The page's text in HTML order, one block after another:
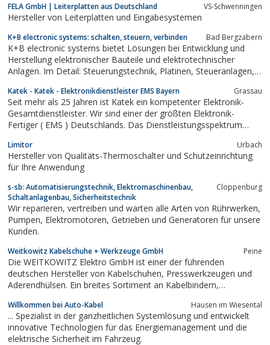
FELA GmbH | Leiterplatten aus Deutschland VS-Schwenningen
Hersteller von Leiterplatten und Eingabesystemen
K+B electronic systems: schalten, steuern, verbinden Bad Bergzabern
K+B electronic systems bietet Lösungen bei Entwicklung und
Herstellung elektronischer Bauteile und elektrotechnischer
Anlagen. Im Detail: Steuerungstechnik, Platinen, Steueranlagen,
Schaltschrankbau, Kabelkonfektionierung, Drahtbrücken, Schütze
Katek - Katek - Elektronikdienstleister EMS Bayern Grassau
Seit mehr als 25 Jahren ist Katek ein kompetenter Elektronik-
Gesamtdienstleister. Wir sind einer der größten Elektronik-
Fertiger ( EMS ) Deutschlands. Das Dienstleistungsspektrum
Produktion bis zu Logistik / After-Sales-Service und kann
individuell genutzt werden.
Limitor Urbach
Hersteller von Qualitäts-Thermoschalter und Schutzeinrichtung
für Ihre Anwendung
s-sb: Automatisierungstechnik, Elektromaschinenbau,
Schaltanlagenbau, Sicherheitstechnik
Cloppenburg
Wir reparieren, vertreiben und warten alle Arten von Rührwerken,
Pumpen, Elektromotoren, Getrieben und Generatoren für unsere
Kunden.
Weitkowitz Kabelschuhe + Werkzeuge GmbH Peine
Die WEITKOWITZ Elektro GmbH ist einer der führenden
deutschen Hersteller von Kabelschuhen, Presswerkzeugen und
Aderendhülsen. Ein breites Sortiment an Kabelbindern,
ab.Lieferprogramm:Rohrkabelschuhe und Verbinder in
handelsüblicher Ausführung 0, 75 - 630 mm²...
Willkommen bei Auto-Kabel Hausen im Wiesental
... Spezialist in der ganzheitlichen Systemlösung und entwickelt
innovative Technologien für das Energiemanagement und die
elektrische Sicherheit im Fahrzeug.